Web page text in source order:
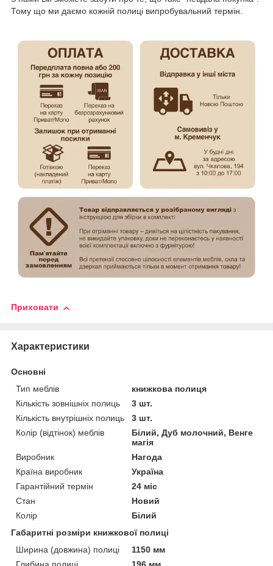
Тому що ми даємо кожній полиці випробувальний термін.
Приховати
Характеристики
Основні
Тип меблів
книжкова полиця
Кількість зовнішніх полиць
3 шт.
Кількість внутрішніх полиць
3 шт.
Колір (відтінок) меблів
Білий, Дуб молочний, Венге
магія
Виробник
Нагода
Країна виробник
Україна
Гарантійний термін
24 міс
Стан
Новий
Колір
Білий
Габаритні розміри книжкової полиці
Ширина (довжина) полиці
1150 мм